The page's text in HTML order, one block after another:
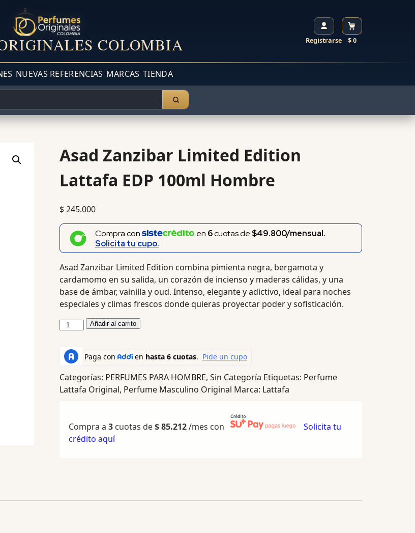
COLOMBIA Registrarse $ 0
NUEVAS REFERENCIAS MARCAS TIENDA
Asad Zanzibar Limited Edition
Lattafa EDP 100ml Hombre
$245.000
Compra con en 6cuotas de $49.800/mensual.
Solicita tu cupo.
Asad Zanzibar Limited Edition combina pimienta negra, bergamota y
cardamomo en su salida, un corazón de incienso y maderas cálidas, y una
base de ámbar, vainilla y oud. Intenso, elegante y adictivo, ideal para noches
especiales y climas frescos donde quieras proyectar poder y sofisticación.
Añadir al carrito
Categorías: PERFUMES PARA HOMBRE, Sin Categoría Etiquetas: Perfume
Lattafa Original, Perfume Masculino Original Marca: Lattafa
Compra a 3cuotas de$85.212/mes con
Solicita tu
crédito aquí